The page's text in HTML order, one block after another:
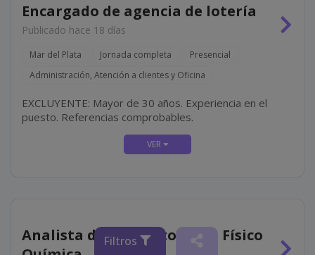
Filtros
Encargado de agencia de lotería
Publicado hace 18 días
Mar del Plata Jornada completa
Presencial
Administración, Atención a clientes y Oficina
EXCLUYENTE: Mayor de 30 años. Experiencia en el
puesto. Referencias comprobables.
Analista de Laboratorio de Físico